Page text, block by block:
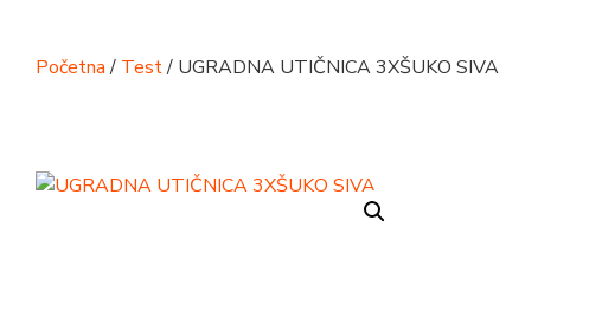
Početna/ Test/ UGRADNA UTIČNICA 3XŠUKO SIVA